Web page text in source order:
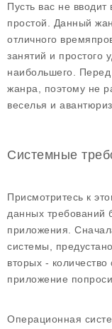
Пусть вас не
простой. Данный
отличного
занятий и простого
наибольшего.
жанра, поэтому не
веселья и
Системные
Присмотритесь к
данных требований
приложения.
системы,
вторых -
приложение
Операционная